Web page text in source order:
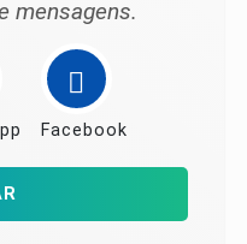
mensagens.
Facebook